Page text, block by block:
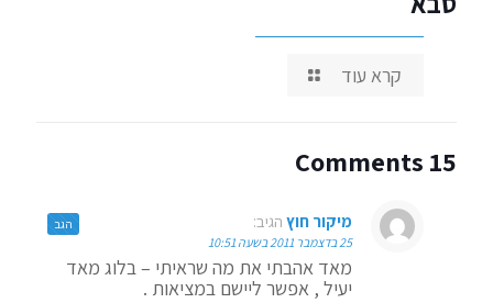
קרא עוד
15 Comments
מיקור חוץ הגיב:
25 בדצמבר 2011 בשעה 10:51
מאד אהבתי את מה שראיתי – בלוג מאד
יעיל , אפשר ליישם במציאות .
הגב